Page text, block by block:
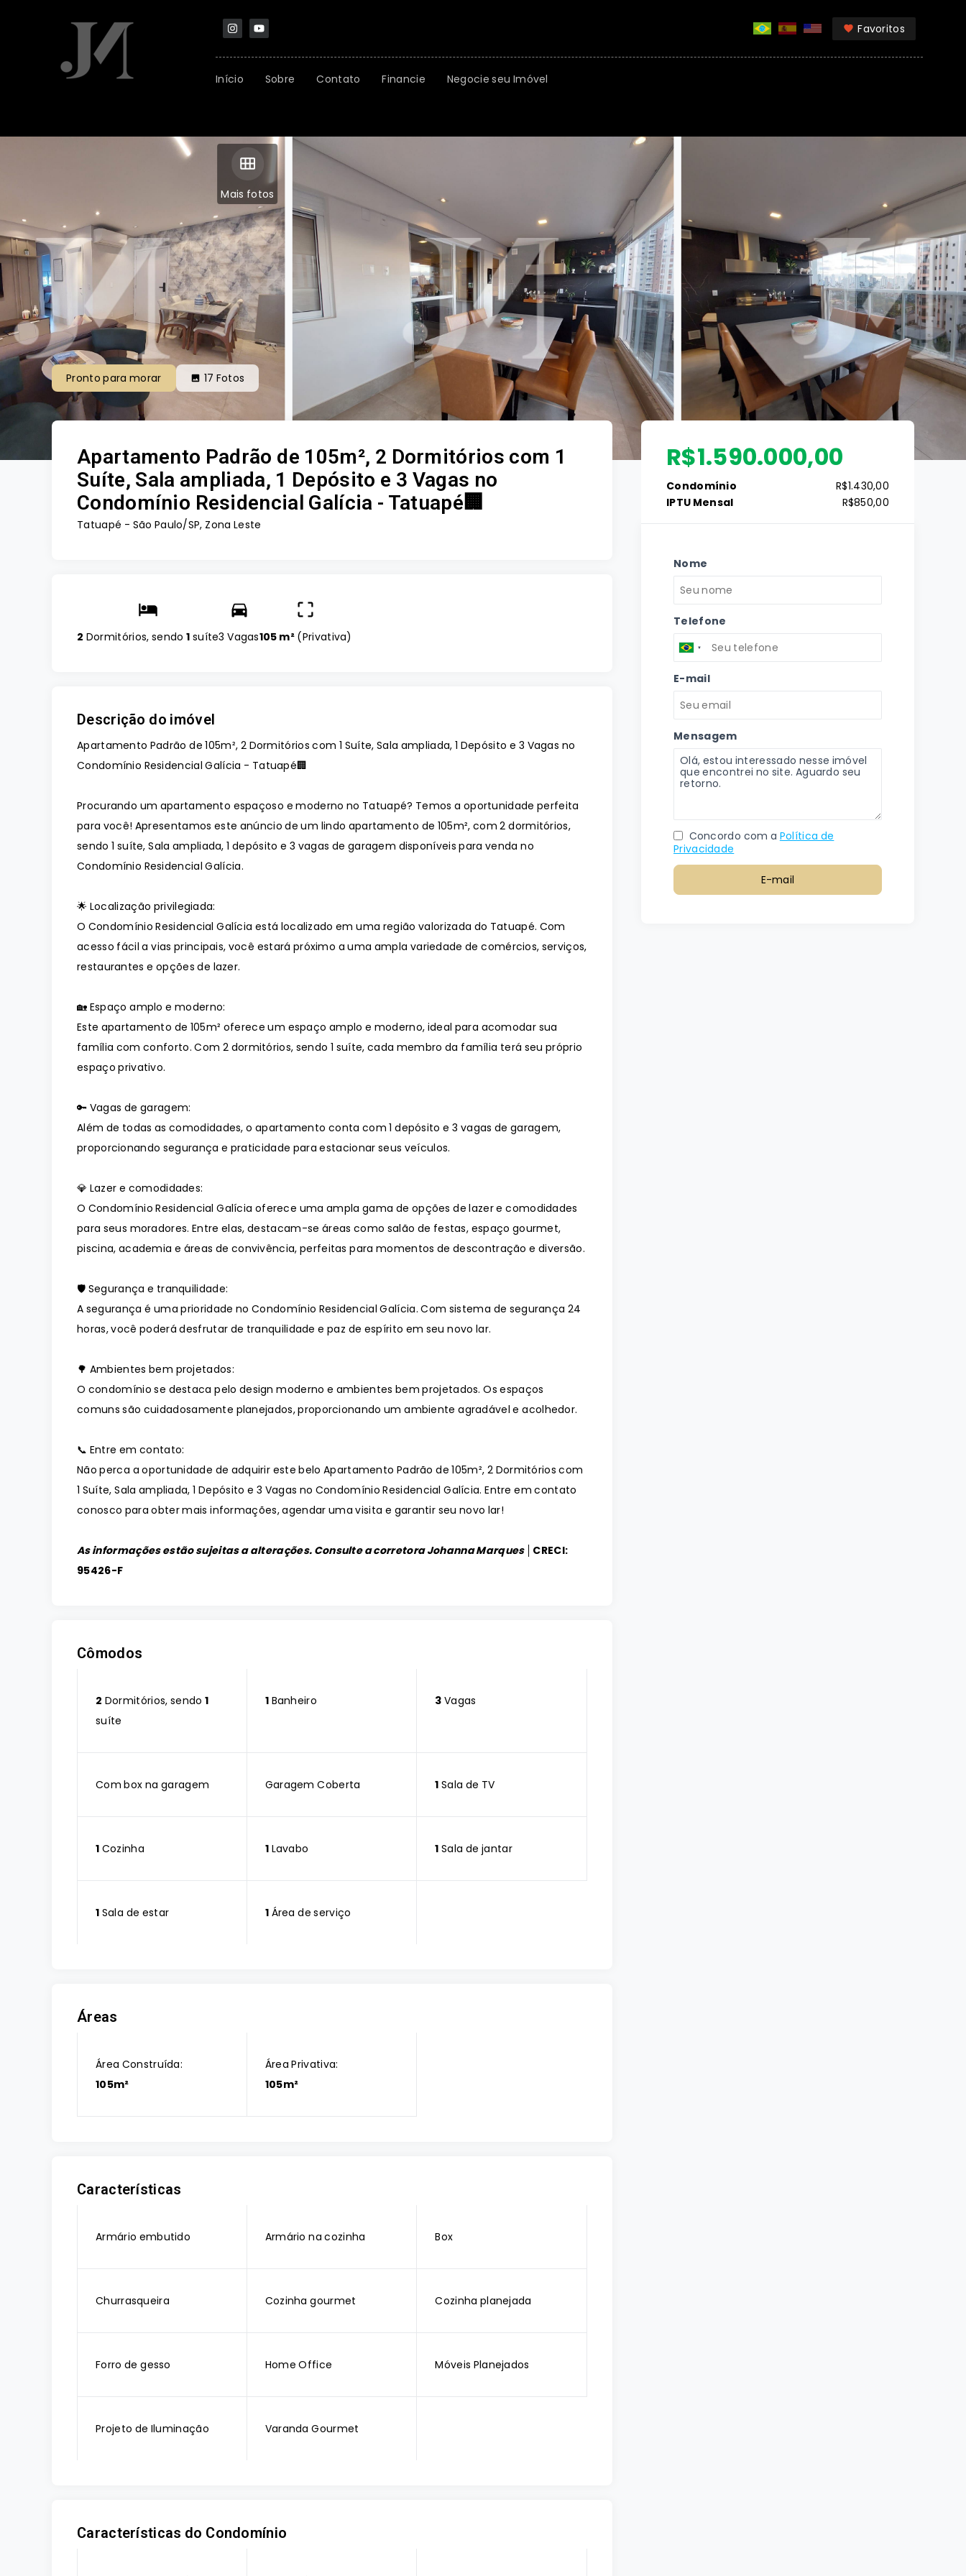
Favoritos
Início Sobre Contato Financie Negocie seu Imóvel
Mais fotos
Pronto para morar 17 Fotos
Apartamento Padrão de 105m², 2 Dormitórios com 1
Suíte, Sala ampliada, 1 Depósito e 3 Vagas no
Condomínio Residencial Galícia - Tatuapé🏢
Tatuapé - São Paulo/SP, Zona Leste
2 Dormitórios, sendo1 suíte3 Vagas105 m² (Privativa)
Descrição do imóvel
Apartamento Padrão de 105m², 2 Dormitórios com 1 Suíte, Sala ampliada, 1 Depósito e 3 Vagas no
Condomínio Residencial Galícia - Tatuapé🏢
Procurando um apartamento espaçoso e moderno no Tatuapé? Temos a oportunidade perfeita
para você! Apresentamos este anúncio de um lindo apartamento de 105m², com 2 dormitórios,
sendo 1 suíte, Sala ampliada, 1 depósito e 3 vagas de garagem disponíveis para venda no
Condomínio Residencial Galícia.
🌟 Localização privilegiada:
O Condomínio Residencial Galícia está localizado em uma região valorizada do Tatuapé. Com
acesso fácil a vias principais, você estará próximo a uma ampla variedade de comércios, serviços,
restaurantes e opções de lazer.
🏡 Espaço amplo e moderno:
Este apartamento de 105m² oferece um espaço amplo e moderno, ideal para acomodar sua
família com conforto. Com 2 dormitórios, sendo 1 suíte, cada membro da família terá seu próprio
espaço privativo.
🔑 Vagas de garagem:
Além de todas as comodidades, o apartamento conta com 1 depósito e 3 vagas de garagem,
proporcionando segurança e praticidade para estacionar seus veículos.
💎 Lazer e comodidades:
O Condomínio Residencial Galícia oferece uma ampla gama de opções de lazer e comodidades
para seus moradores. Entre elas, destacam-se áreas como salão de festas, espaço gourmet,
piscina, academia e áreas de convivência, perfeitas para momentos de descontração e diversão.
🛡️ Segurança e tranquilidade:
A segurança é uma prioridade no Condomínio Residencial Galícia. Com sistema de segurança 24
horas, você poderá desfrutar de tranquilidade e paz de espírito em seu novo lar.
🌳 Ambientes bem projetados:
O condomínio se destaca pelo design moderno e ambientes bem projetados. Os espaços
comuns são cuidadosamente planejados, proporcionando um ambiente agradável e acolhedor.
📞 Entre em contato:
Não perca a oportunidade de adquirir este belo Apartamento Padrão de 105m², 2 Dormitórios com
1 Suíte, Sala ampliada, 1 Depósito e 3 Vagas no Condomínio Residencial Galícia. Entre em contato
conosco para obter mais informações, agendar uma visita e garantir seu novo lar!
As informações estão sujeitas a alterações. Consulte a corretora Johanna Marques │ CRECI:
95426-F
Cômodos
2 Dormitórios, sendo1
suíte
1Banheiro 3 Vagas
Com box na garagem Garagem Coberta 1 Sala de TV
1 Cozinha 1Lavabo 1 Sala de jantar
1 Sala de estar 1Área de serviço
Áreas
Área Construída:
105m²
Área Privativa:
105m²
Características
Armário embutido Armário na cozinha Box
Churrasqueira Cozinha gourmet Cozinha planejada
Forro de gesso Home Office Móveis Planejados
Projeto de Iluminação Varanda Gourmet
Características do Condomínio
R$1.590.000,00
Condomínio
R$1.430,00
IPTU Mensal
R$850,00
Nome
Telefone
E-mail
Mensagem
Concordo com a Política de
Privacidade
E-mail